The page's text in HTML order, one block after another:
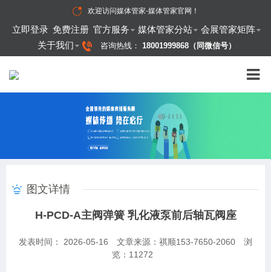
欢迎访问媒体管家-媒体管家官网 ！
立即登录 免费注册 官方服务 媒体管家分站
会展管家矩阵
关于我们
咨询热线： 18001999868（同微信号）
图文详情
H-PCD-A主阀弹簧 乳化液泵前后轴瓦阀座
发表时间： 2026-05-16 文章来源：祺顺153-7650-2060
浏
览： 11272